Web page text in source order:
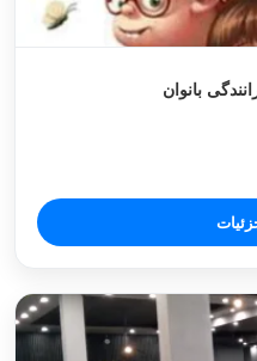
بانوان